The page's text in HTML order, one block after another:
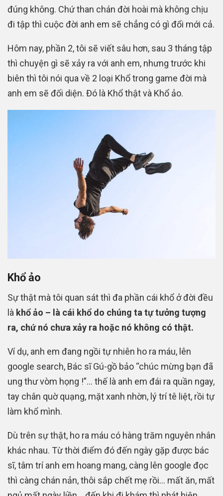
đúng không. Chứ than chán đời hoài mà không chịu
đi tập thì cuộc đời anh em sẽ chẳng có gì đổi mới cả.
Hôm nay, phần 2, tôi sẽ viết sâu hơn, sau 3 tháng tập
thì chuyện gì sẽ xảy ra với anh em, nhưng trước khi
biên thì tôi nói qua về 2 loại Khổ trong game đời mà
anh em sẽ đối diện. Đó là Khổ thật và Khổ ảo.
Khổ ảo
Sự thật mà tôi quan sát thì đa phần cái khổ ở đời đều
là khổ ảo – là cái khổ do chúng ta tự tưởng tượng
ra, chứ nó chưa xảy ra hoặc nó không có thật.
Ví dụ, anh em đang ngồi tự nhiên ho ra máu, lên
google search, Bác sĩ Gú-gồ bảo “chúc mừng bạn đã
ung thư vòm họng !”… thế là anh em đái ra quần ngay,
tay chân quờ quạng, mặt xanh nhờn, lý trí tê liệt, rồi tự
làm khổ mình.
Dù trên sự thật, ho ra máu có hàng trăm nguyên nhân
khác nhau. Từ thời điểm đó đến ngày gặp được bác
sĩ, tâm trí anh em hoang mang, càng lên google đọc
thì càng chán nản, thôi sắp chết mẹ rồi… mất ăn, mất